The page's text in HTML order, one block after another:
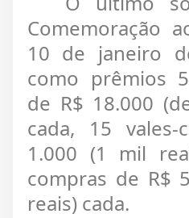
Comemoração
10 de janeiro
como prêmios
de R$ 18.000
cada, 15 vales-
1.000 (1 mil
compras de R$
reais) cada.